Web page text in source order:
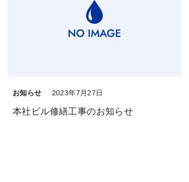
お知らせ 2023年7月27日
本社ビル修繕工事のお知らせ